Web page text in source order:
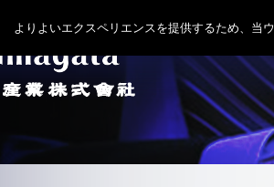
よりよいエクスペリエンスを提供するため、当